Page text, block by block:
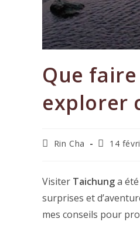
Que
explorer
Auteur/autrice
publication :
Rin Cha
Dernière
14
Visiter Taichunga
surprises et
mes conseils pour